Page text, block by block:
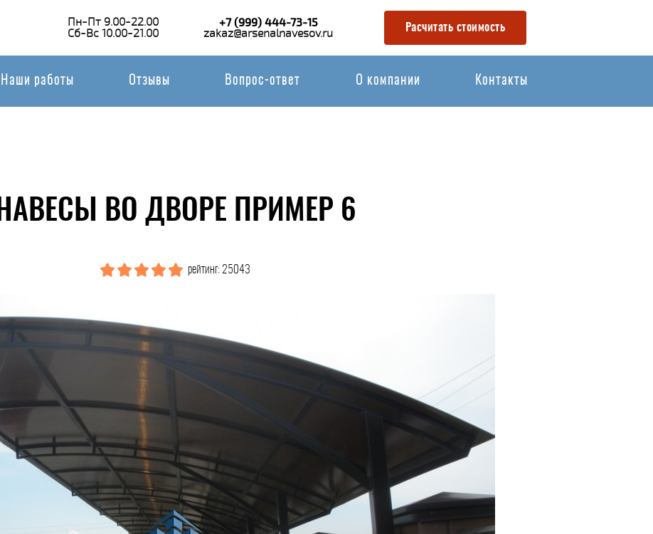
Пн-Пт 9.00-22.00
Сб-Вс 10.00-21.00
+7 (999) 444-73-15
zakaz@arsenalnavesov.ru Расчитать стоимость
Наши работы Отзывы Вопрос-ответ О компании Контакты
НАВЕСЫ ВО ДВОРЕ ПРИМЕР 6
рейтинг: 25043